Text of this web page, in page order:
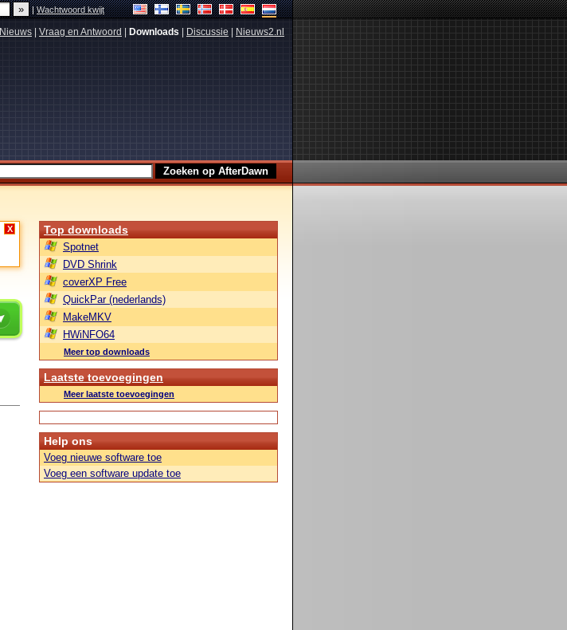
|Wachtwoord kwijt
Nieuws Vraag en Antwoord Downloads Discussie Nieuws2.nl
X Top downloads
Spotnet
DVD Shrink
coverXP Free
QuickPar (nederlands)
MakeMKV
HWiNFO64
Meer top downloads
Laatste toevoegingen
Meer laatste toevoegingen
Help ons
Voeg nieuwe software toe
Voeg een software update toe